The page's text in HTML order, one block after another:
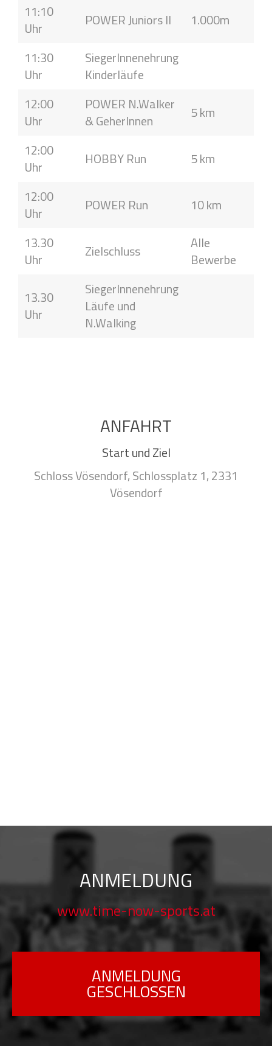
11:10
Uhr
POWER Juniors II
1.000m
11:30
Uhr
SiegerInnenehrung
Kinderläufe
12:00
Uhr
POWER N.Walker
& GeherInnen
5 km
12:00
Uhr
HOBBY Run
5 km
12:00
Uhr
POWER Run
10 km
13.30
Uhr
Zielschluss
Alle
Bewerbe
13.30
Uhr
SiegerInnenehrung
Läufe und
N.Walking
ANFAHRT
Start und Ziel
Schloss Vösendorf, Schlossplatz 1, 2331
Vösendorf
ANMELDUNG
www.time-now-sports.at
ANMELDUNG
GESCHLOSSEN